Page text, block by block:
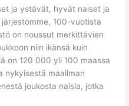
ja ystävät, hyvät naiset ja
100-vuotista
on noussut merkittävien
niin ikänsä kuin
on 120 000 yli 100 maassa
nykyisestä maailman
joukosta naisia, jotka